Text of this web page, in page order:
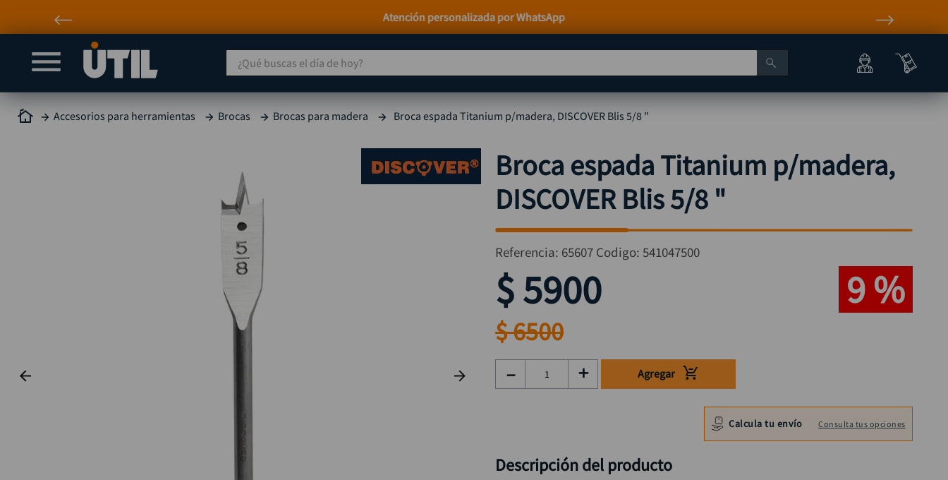
Atención personalizada por WhatsApp
¿Qué buscas el día de hoy?
Accesorios para herramientas Brocas Brocas para madera Broca espada Titanium p/madera, DISCOVER Blis 5/8 "
Broca espada Titanium p/madera,
DISCOVER Blis 5/8 "
Referencia: 65607 Codigo: 541047500
$5900 9 %
$6500
＋
－ Agregar
Calcula tu envío Consulta tus opciones
Descripción del producto
TÉRMINOS MÁS BUSCADOS
1. taladro
compresor